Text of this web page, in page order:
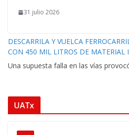
31 julio 2026
DESCARRILA Y VUELCA
CON 450 MIL LITROS DE MATERIAL
Una supuesta falla en las vías
UATx